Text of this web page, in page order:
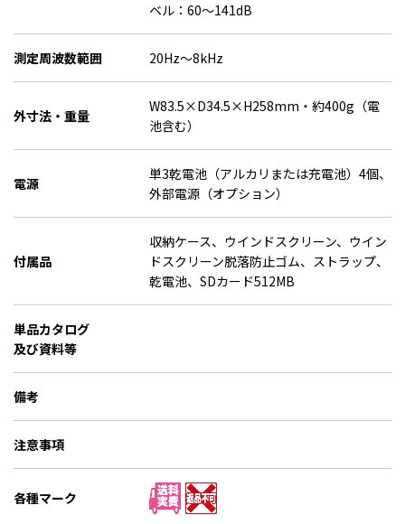
ベル：60～141dB
測定周波数範囲 20Hz～8kHz
外寸法・重量
W83.5×D34.5×H258mm・約400g（電
池含む）
電源
単3乾電池（アルカリまたは充電池）4個、
外部電源（オプション）
付属品
収納ケース、ウインドスクリーン、ウイン
ドスクリーン脱落防止ゴム、ストラップ、
乾電池、SDカード512MB
単品カタログ
及び資料等
備考
注意事項
各種マーク